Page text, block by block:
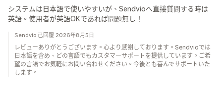
システムは日本語で使いやすいが、Sendvioへ直接質問する時は
英語。使用者が英語OKであれば問題無し！
Sendvio 已回覆 2026年8月5日
レビューありがとうございます。心より感謝しております。Sendvioでは
日本語を含め、どの言語でもカスタマーサポートを提供しています。ご希
望の言語でお気軽にお問い合わせください。今後とも喜んでサポートいた
します。